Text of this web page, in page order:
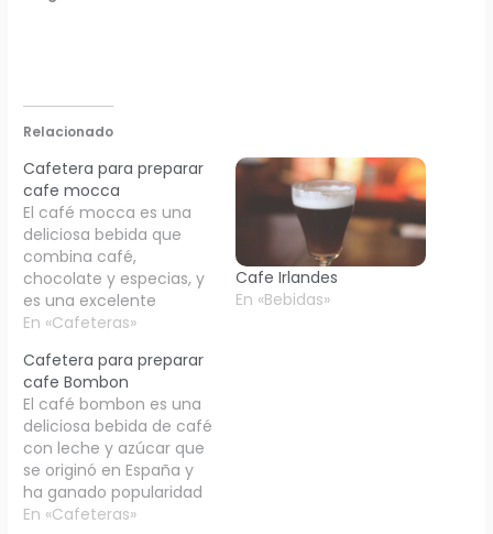
Relacionado
Cafetera para preparar
cafe mocca
El café mocca es una
deliciosa bebida que
combina café,
chocolate y especias, y
es una excelente
opción para aquellos
buscan un poco de
variedad en su bebida.
Si estás buscando
preparar café mocca
en casa, hay varias
opciones de cafeteras
que pueden ayudarte a
lograrlo.…
En «Cafeteras»
Cafe Irlandes
En «Bebidas»
Cafetera para preparar
cafe Bombon
El café bombon es una
deliciosa bebida de café
con leche y azúcar que
se originó en España y
ha ganado popularidad
en todo el mundo. Si
En «Cafeteras»